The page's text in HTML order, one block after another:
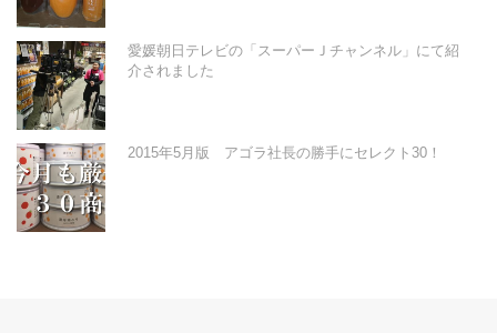
愛媛朝日テレビの「スーパーＪチャンネル」にて紹
介されました
2015年5月版 アゴラ社長の勝手にセレクト30！